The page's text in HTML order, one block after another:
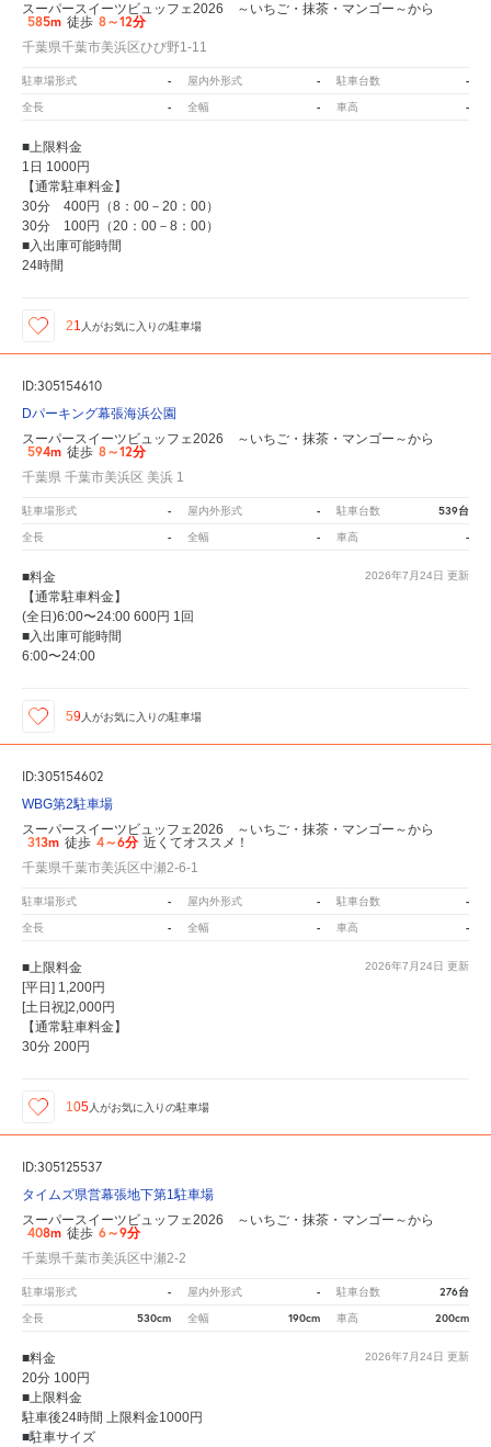
スーパースイーツビュッフェ2026 ～いちご・抹茶・マンゴー～から
585m 徒歩 8～12分
千葉県千葉市美浜区ひび野1-11
駐車場形式 - 屋内外形式 - 駐車台数 -
全長 - 全幅 - 車高 -
■上限料金
1日 1000円
【通常駐車料金】
30分 400円（8：00－20：00）
30分 100円（20：00－8：00）
■入出庫可能時間
24時間
21 人がお気に入りの駐車場
ID:305154610
Dパーキング幕張海浜公園
スーパースイーツビュッフェ2026 ～いちご・抹茶・マンゴー～から
594m 徒歩 8～12分
千葉県 千葉市美浜区 美浜 1
駐車場形式 - 屋内外形式 - 駐車台数 539台
全長 - 全幅 - 車高 -
2026年7月24日 更新
■料金
【通常駐車料金】
(全日)6:00〜24:00 600円 1回
■入出庫可能時間
6:00〜24:00
59人がお気に入りの駐車場
ID:305154602
WBG第2駐車場
スーパースイーツビュッフェ2026 ～いちご・抹茶・マンゴー～から
313m 徒歩 4～6分 近くてオススメ！
千葉県千葉市美浜区中瀬2-6-1
駐車場形式 - 屋内外形式 - 駐車台数 -
全長 - 全幅 - 車高 -
2026年7月24日 更新
■上限料金
[平日] 1,200円
[土日祝]2,000円
【通常駐車料金】
30分 200円
105人がお気に入りの駐車場
ID:305125537
タイムズ県営幕張地下第1駐車場
スーパースイーツビュッフェ2026 ～いちご・抹茶・マンゴー～から
408m 徒歩 6～9分
千葉県千葉市美浜区中瀬2-2
駐車場形式 - 屋内外形式 - 駐車台数 276台
全長 530cm 全幅 190cm 車高 200cm
2026年7月24日 更新
■料金
20分 100円
■上限料金
駐車後24時間 上限料金1000円
■駐車サイズ